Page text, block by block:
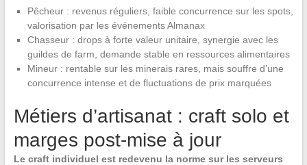
Pêcheur : revenus réguliers, faible concurrence sur les spots,
valorisation par les événements Almanax
Chasseur : drops à forte valeur unitaire, synergie avec les
guildes de farm, demande stable en ressources alimentaires
Mineur : rentable sur les minerais rares, mais souffre d’une
concurrence intense et de fluctuations de prix marquées
Métiers d’artisanat : craft solo et
marges post-mise à jour
Le craft individuel est redevenu la norme sur les serveurs